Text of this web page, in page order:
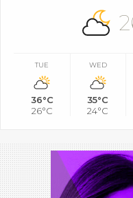
TUE
36°C
26°C
WED
35°C
24°C